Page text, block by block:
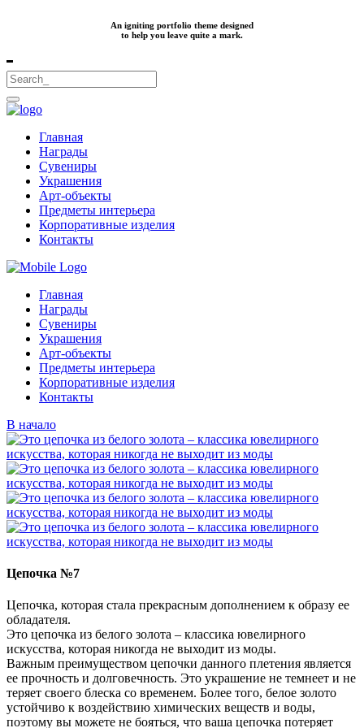
An igniting portfolio theme designed
to help you leave quite a mark.
Главная
Награды
Сувениры
Украшения
Арт-объекты
Предметы интерьера
Корпоративные изделия
Контакты
Главная
Награды
Сувениры
Украшения
Арт-объекты
Предметы интерьера
Корпоративные изделия
Контакты
В начало
Цепочка №7
Цепочка, которая стала прекрасным дополнением к образу ее
обладателя.
Это цепочка из белого золота – классика ювелирного
искусства, которая никогда не выходит из моды.
Важным преимуществом цепочки данного плетения является
ее прочность и долговечность. Это украшение не темнеет и не
теряет своего блеска со временем. Более того, белое золото
устойчиво к воздействию химических веществ и воды,
поэтому вы можете не бояться, что ваша цепочка потеряет